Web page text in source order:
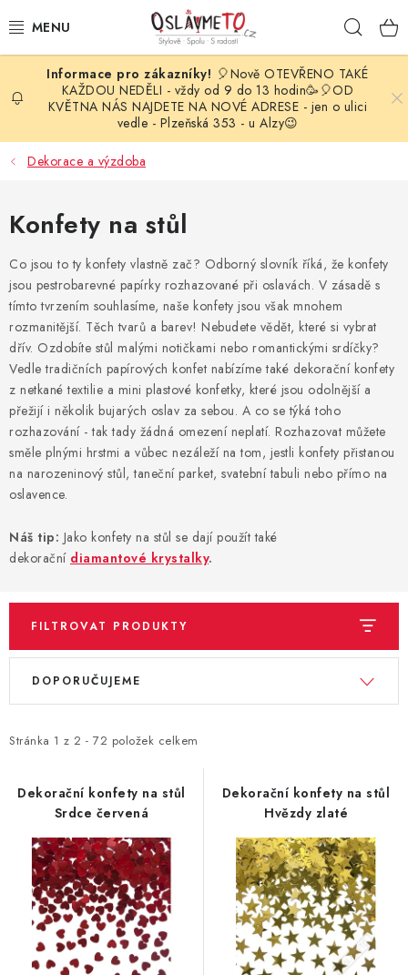
na
OSLAVA NAROZENIN
STYLOVÁ PARTY
DEKORACE A VÝZDOBA
BALÓNKY
KARNEVALOVÉ KOSTÝMY
PARTY STOLOVÁNÍ
SVATEBNÍ DOPLŇKY
BARVY NA OBLIČEJ A VLASY
BLAHOPŘÁNÍ
BUBLIFUKY
DORTOVÉ SVÍČKY A OZDOBY
DÁRKY
HELIUM NA BALÓNKY
PARTY FOTOKOUTEK
PIŇATY
ROZLUČKA SE SVOBODOU
STUHY A MAŠLE
🎈Nově OTEVŘENO TAKÉ
KAŽDOU NEDĚLI - vždy od 9 do 13 hodin🥳🎈OD
KVĚTNA NÁS NAJDETE NA NOVÉ ADRESE - jen o ulici
vedle - Plzeňská 353 - u Alzy😉
Dekorace a výzdoba
Konfety na stůl
Co jsou to ty konfety vlastně zač? Odborný slovník říká, že konfety
jsou pestrobarevné papírky rozhazované při oslavách. V zásadě s
tímto tvrzením souhlasíme, naše konfety jsou však mnohem
rozmanitější. Těch tvarů a barev! Nebudete vědět, které si vybrat
dřív. Ozdobíte stůl malými notičkami nebo romantickými srdíčky?
Vedle tradičních papírových konfet nabízíme také dekorační konfety
z netkané textilie a mini plastové konfetky, které jsou odolnější a
přežijí i několik bujarých oslav za sebou. A co se týká toho
rozhazování - tak tady žádná omezení neplatí. Rozhazovat můžete
směle plnými hrstmi a vůbec nezáleží na tom, jestli konfety přistanou
na narozeninový stůl, taneční parket, svatební tabuli nebo přímo na
oslavence.
Náš tip: Jako konfety na stůl se dají použít také
dekorační diamantové krystalky.
FILTROVAT PRODUKTY
V
i
p
Stránka 1 z 2 - 72 položek celkem
Ř
e
DOPORUČUJEME
Dekorační konfety na stůl
Srdce červená
Dekorační konfety na stůl
Hvězdy zlaté